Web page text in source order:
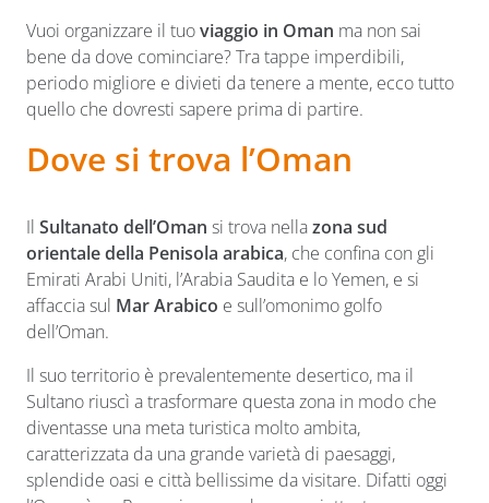
Vuoi organizzare il tuoviaggio in Oman ma non sai
bene da dove cominciare? Tra tappe imperdibili,
periodo migliore e divieti da tenere a mente, ecco tutto
quello che dovresti sapere prima di partire.
Dove si trova l’Oman
Il Sultanato dell’Oman si trova nellazona sud
orientale della Penisola arabica, che confina con gli
Emirati Arabi Uniti, l’Arabia Saudita e lo Yemen, e si
affaccia sul Mar Arabico e sull’omonimo golfo
dell’Oman.
Il suo territorio è prevalentemente desertico, ma il
Sultano riuscì a trasformare questa zona in modo che
diventasse una meta turistica molto ambita,
caratterizzata da una grande varietà di paesaggi,
splendide oasi e città bellissime da visitare. Difatti oggi